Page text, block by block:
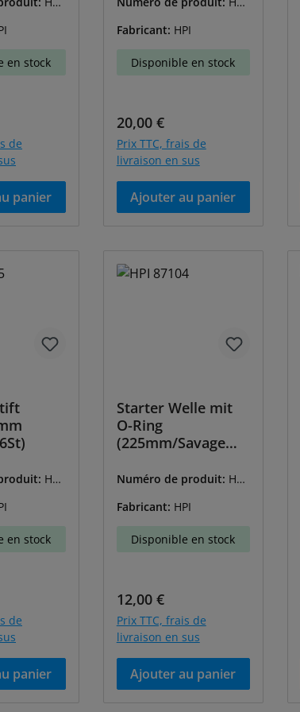
en stock
:
de
panier
Fabricant: HPI
Disponible en stock
Prix régulier :
20,00 €
Prix TTC, frais de
livraison en sus
Ajouter au panier
HPI
en stock
:
de
panier
Starter Welle mit
O-Ring
(225mm/Savage
Numéro de produit: HPI
Fabricant: HPI
Disponible en stock
Prix régulier :
12,00 €
Prix TTC, frais de
livraison en sus
Ajouter au panier